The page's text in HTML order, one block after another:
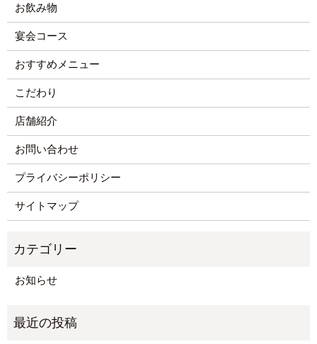
お飲み物
宴会コース
おすすめメニュー
こだわり
店舗紹介
お問い合わせ
プライバシーポリシー
サイトマップ
お知らせ